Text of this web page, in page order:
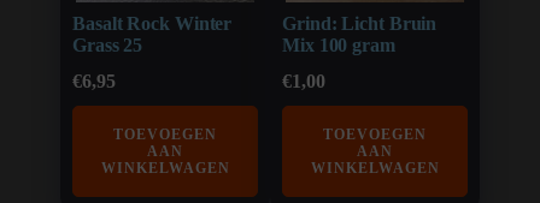
Basalt Rock Winter
Grass 25
€6,95
TOEVOEGEN
AAN
WINKELWAGEN
Grind: Licht Bruin
Mix 100 gram
€1,00
TOEVOEGEN
AAN
WINKELWAGEN